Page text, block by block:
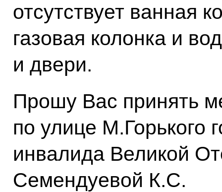
отсутствует ванная
газовая колонка и
и двери.
Прошу Вас принять
по улице М.Горького
инвалида Великой
Семендуевой К.С.